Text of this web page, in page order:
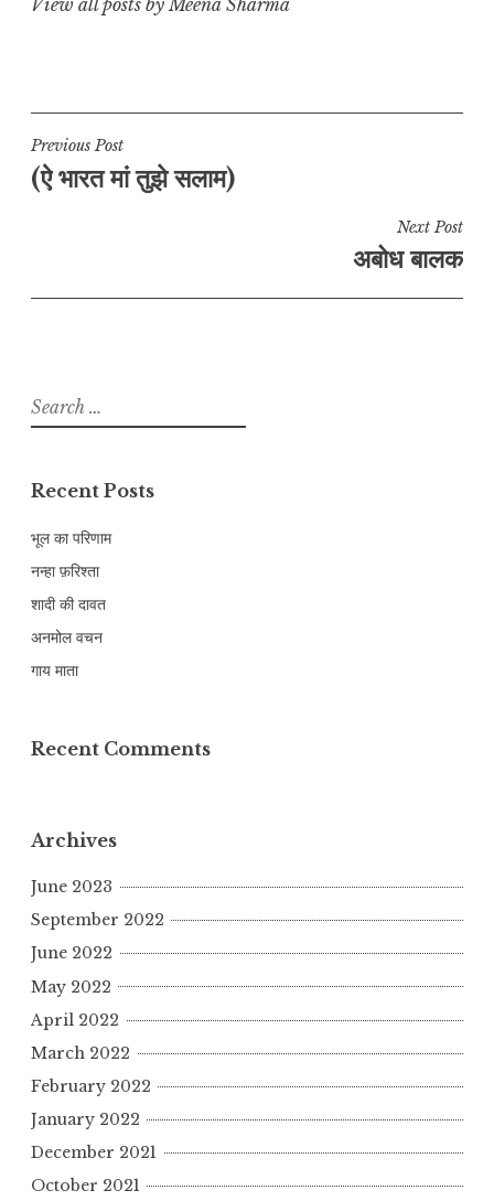
View all posts by Meena Sharma
Post
navigation
Previous Post
(ऐ भारत मां तुझे सलाम)
Next Post
अबोध बालक
Search
for:
Recent Posts
भूल का परिणाम
नन्हा फ़रिश्ता
शादी की दावत
अनमोल वचन
गाय माता
Recent Comments
Archives
June 2023
September 2022
June 2022
May 2022
April 2022
March 2022
February 2022
January 2022
December 2021
October 2021